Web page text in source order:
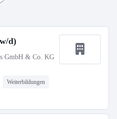
d)
GmbH & Co. KG
Weiterbildungen